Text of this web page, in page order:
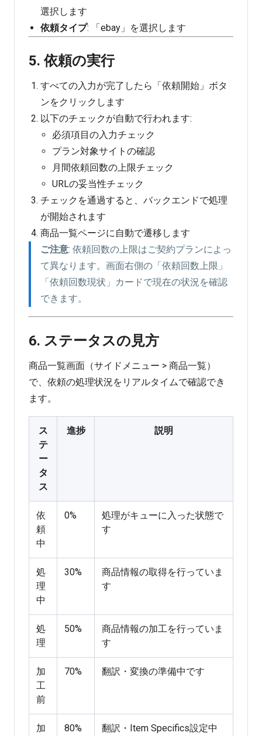
選択します
依頼タイプ: 「ebay」を選択します
5. 依頼の実行
すべての入力が完了したら「依頼開始」ボタ
ンをクリックします
以下のチェックが自動で行われます:
必須項目の入力チェック
プラン対象サイトの確認
月間依頼回数の上限チェック
URLの妥当性チェック
チェックを通過すると、バックエンドで処理
が開始されます
商品一覧ページに自動で遷移します
ご注意: 依頼回数の上限はご契約プランによっ
て異なります。画面右側の「依頼回数上限」
「依頼回数現状」カードで現在の状況を確認
できます。
6. ステータスの見方
商品一覧画面（サイドメニュー > 商品一覧）
で、依頼の処理状況をリアルタイムで確認でき
ます。
ス
テ
ー
タ
ス
進捗 説明
依
頼
中
0%
処理がキューに入った状態で
す
処
理
中
30%
商品情報の取得を行っていま
す
処
理
50%
商品情報の加工を行っていま
す
加
工
前
70% 翻訳・変換の準備中です
加
80%
翻訳・Item Specifics設定中